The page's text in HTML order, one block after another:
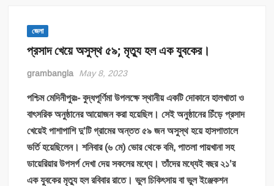
জেলা
প্রসাদ খেয়ে অসুস্থ ৫৯; মৃত্যু হল এক যুবকের।
grambangla May 8, 2023
পশ্চিম মেদিনীপুরঃ-বুদ্ধপূর্ণিমা উপলক্ষে স্থানীয় একটি দোকানে হালখাতা ও
বাৎসরিক অনুষ্ঠানের আয়োজন করা হয়েছিল। সেই অনুষ্ঠানের চিঁড়ে প্রসাদ
খেয়েই পাশাপাশি দু’টি গ্রামের অন্তত ৫৯ জন অসুস্থ হয়ে হাসপাতালে
ভর্তি হয়েছিলেন। শনিবার (৬ মে) ভোর থেকে বমি, পাতলা পায়খানা সহ
ডায়েরিয়ার উপসর্গ দেখা দেয় সকলের মধ্যে। তাঁদের মধ্যেই বছর ২১’র
এক যুবকের মৃত্যু হল রবিবার রাতে। ভুল চিকিৎসায় বা ভুল ইঞ্জেকশন